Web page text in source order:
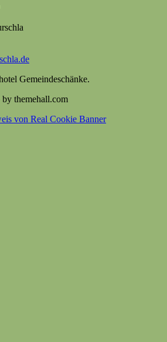
Gemeindeschänke.
by themehall.com
von Real Cookie Banner